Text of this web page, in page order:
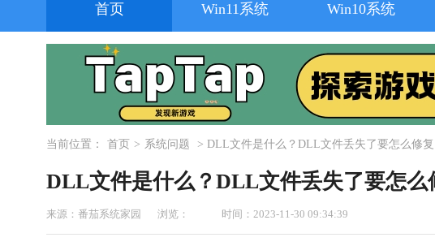
首页 Win11系统 Win10系统
当前位置： 首页 > 系统问题 > DLL文件是什么？DLL文件丢失了要怎么修复
DLL文件是什么？DLL文件丢失了要怎么
来源：番茄系统家园 浏览： 时间：2023-11-30 09:34:39